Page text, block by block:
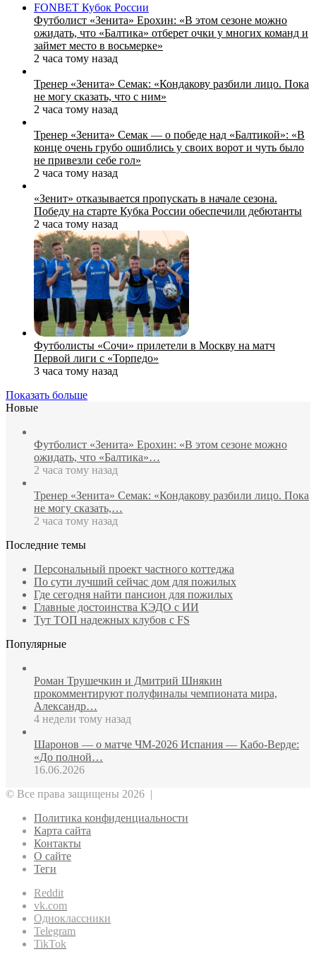
FONBET Кубок России
Футболист «Зенита» Ерохин: «В этом сезоне можно
ожидать, что «Балтика» отберет очки у многих команд и
займет место в восьмерке»
2 часа тому назад
Тренер «Зенита» Семак: «Кондакову разбили лицо. Пока
не могу сказать, что с ним»
2 часа тому назад
Тренер «Зенита» Семак — о победе над «Балтикой»: «В
конце очень грубо ошиблись у своих ворот и чуть было
не привезли себе гол»
2 часа тому назад
«Зенит» отказывается пропускать в начале сезона.
Победу на старте Кубка России обеспечили дебютанты
2 часа тому назад
Футболисты «Сочи» прилетели в Москву на матч
Первой лиги с «Торпедо»
3 часа тому назад
Показать больше
Новые
Футболист «Зенита» Ерохин: «В этом сезоне можно
ожидать, что «Балтика»…
2 часа тому назад
Тренер «Зенита» Семак: «Кондакову разбили лицо. Пока
не могу сказать,…
2 часа тому назад
Последние темы
Персональный проект частного коттеджа
По сути лучший сейчас дом для пожилых
Где сегодня найти пансион для пожилых
Главные достоинства КЭДО с ИИ
Тут ТОП надежных клубов с FS
Популярные
Роман Трушечкин и Дмитрий Шнякин
прокомментируют полуфиналы чемпионата мира,
Александр…
4 недели тому назад
Шаронов — о матче ЧМ‑2026 Испания — Кабо‑Верде:
«До полной…
16.06.2026
© Все права защищены 2026 |
Политика конфиденциальности
Карта сайта
Контакты
О сайте
Теги
Reddit
vk.com
Одноклассники
Telegram
TikTok